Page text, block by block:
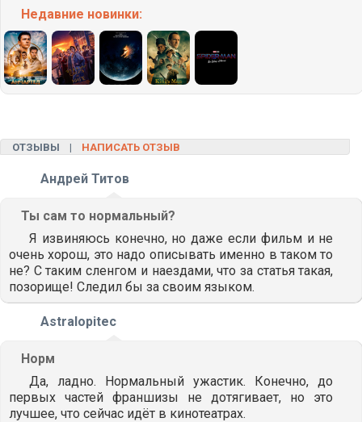
Недавние новинки:
ОТЗЫВЫ | НАПИСАТЬ ОТЗЫВ
Андрей Титов
Ты сам то нормальный?
Я извиняюсь конечно, но даже если фильм и не
очень хорош, это надо описывать именно в таком то
не? С таким сленгом и наездами, что за статья такая,
позорище! Следил бы за своим языком.
Astralopitec
Норм
Да, ладно. Нормальный ужастик. Конечно, до
первых частей франшизы не дотягивает, но это
лучшее, что сейчас идёт в кинотеатрах.